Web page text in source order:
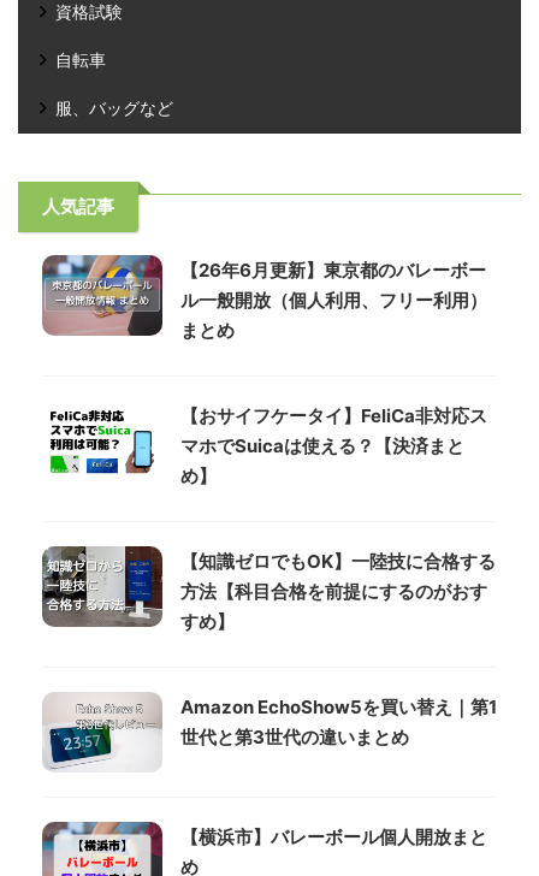
資格試験
自転車
服、バッグなど
人気記事
【26年6月更新】東京都のバレーボー
ル一般開放（個人利用、フリー利用）
まとめ
【おサイフケータイ】FeliCa非対応ス
マホでSuicaは使える？【決済まと
め】
【知識ゼロでもOK】一陸技に合格する
方法【科目合格を前提にするのがおす
すめ】
Amazon EchoShow5を買い替え｜第1
世代と第3世代の違いまとめ
【横浜市】バレーボール個人開放まと
め